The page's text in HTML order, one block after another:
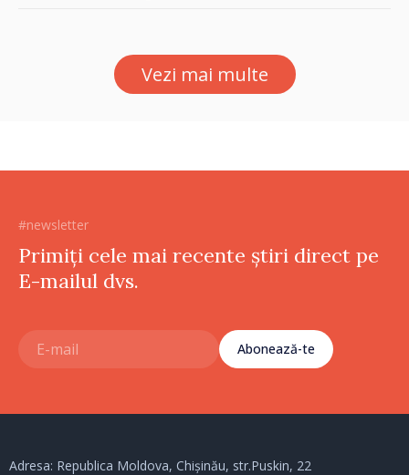
direcția corectă”
Vezi mai multe
#newsletter
Primiți cele mai recente știri direct pe
E-mailul dvs.
Abonează-te
Adresa: Republica Moldova, Chișinău, str.Puskin, 22